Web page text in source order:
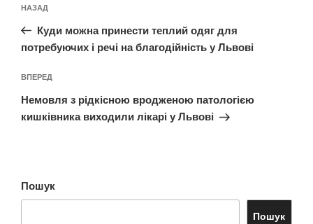
записів
Попередній
запис:
НАЗАД
Куди можна принести теплий одяг для
потребуючих і речі на благодійність у Львові
Наступний
запис
ВПЕРЕД
Немовля з рідкісною вродженою патологією
кишківника виходили лікарі у Львові
Пошук
Пошук